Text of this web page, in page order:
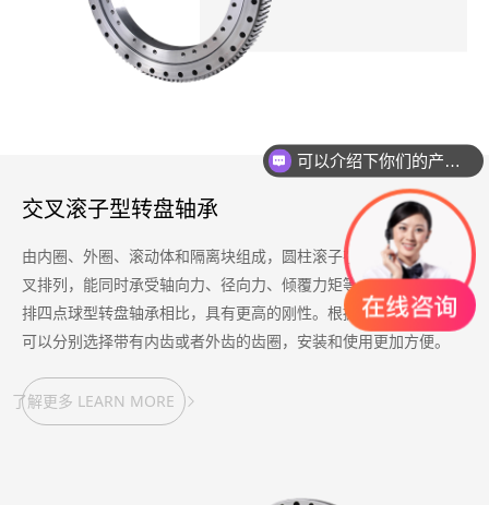
交叉滚子型转盘轴承
由内圈、外圈、滚动体和隔离块组成，圆柱滚子在V型滚道内90°交
叉排列，能同时承受轴向力、径向力、倾覆力矩等联合负荷。与单
排四点球型转盘轴承相比，具有更高的刚性。根据客户使用需要，
可以分别选择带有内齿或者外齿的齿圈，安装和使用更加方便。
了解更多 LEARN MORE
可以介绍下你们的产品么？